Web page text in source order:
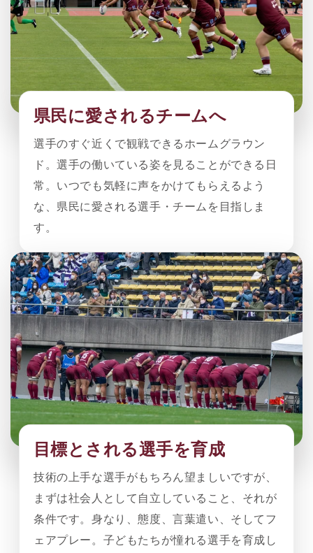
県民に愛されるチームへ
選手のすぐ近くで観戦できるホームグラウン
ド。選手の働いている姿を見ることができる日
常。いつでも気軽に声をかけてもらえるよう
な、県民に愛される選手・チームを目指しま
す。
目標とされる選手を育成
技術の上手な選手がもちろん望ましいですが、
まずは社会人として自立していること、それが
条件です。身なり、態度、言葉遣い、そしてフ
ェアプレー。子どもたちが憧れる選手を育成し